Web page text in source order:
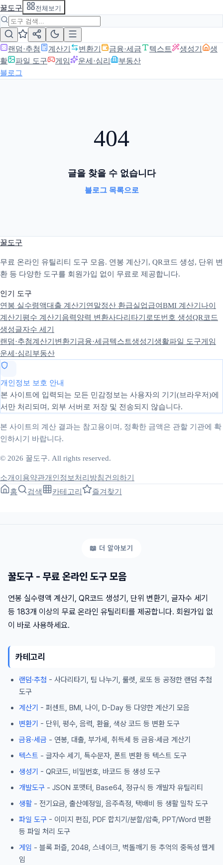
꿀도구 전체보기
랜덤·추첨 계산기 변환기 금융·세금 텍스트 생성기
생
활
파일 도구 게임 운세·심리
부동산
블로그
404
글을 찾을 수 없습니다
블로그 목록으로
꿀도구
무료 온라인 유틸리티 도구 모음. 연봉 계산기, QR코드 생성, 단위 변
환 등 다양한 도구를 회원가입 없이 무료로 제공합니다.
인기 도구
연봉 실수령액대출 계산기 연말정산 환급실업급여BMI 계산기 나이
계산기 평수 계산기 음력양력 변환사다리타기 로또번호 생성QR코드
생성글자수 세기
랜덤·추첨계산기 변환기 금융·세금텍스트생성기 생활파일 도구게임
운세·심리 부동산
개인정보 보호 안내
본 사이트에 입력되는 모든 민감정보는 사용자의 기기(브라우저)에
서만 처리되며, 외부 서버로 저장 및 전송되지 않습니다.
본 사이트의 계산 결과는 참고용이며, 정확한 금액은 관할 기관에 확
인하시기 바랍니다.
© 2026 꿀도구. All rights reserved.
소개 이용약관개인정보처리방침건의하기
홈
검색 카테고리 즐겨찾기
꿀도구 - 무료 온라인 도구 모음
연봉 실수령액 계산기, QR코드 생성기, 단위 변환기, 글자수 세기
등 183개 이상의 무료 온라인 유틸리티를 제공합니다. 회원가입 없
이 바로 사용하세요.
카테고리
랜덤·추첨 - 사다리타기, 팀 나누기, 룰렛, 로또 등 공정한 랜덤 추첨
도구
계산기 - 퍼센트, BMI, 나이, D-Day 등 다양한 계산기 모음
변환기 - 단위, 평수, 음력, 환율, 색상 코드 등 변환 도구
금융·세금 - 연봉, 대출, 부가세, 취득세 등 금융·세금 계산기
텍스트 - 글자수 세기, 특수문자, 폰트 변환 등 텍스트 도구
생성기 - QR코드, 비밀번호, 바코드 등 생성 도구
개발도구 - JSON 포맷터, Base64, 정규식 등 개발자 유틸리티
생활 - 전기요금, 출산예정일, 음주측정, 택배비 등 생활 밀착 도구
파일 도구 - 이미지 편집, PDF 합치기/분할/압축, PPT/Word 변환
등 파일 처리 도구
게임 - 블록 퍼즐, 2048, 스네이크, 벽돌깨기 등 추억의 중독성 웹게
임